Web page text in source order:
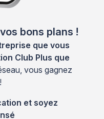
bons plans !
que vous
Club Plus que
vous gagnez
et soyez